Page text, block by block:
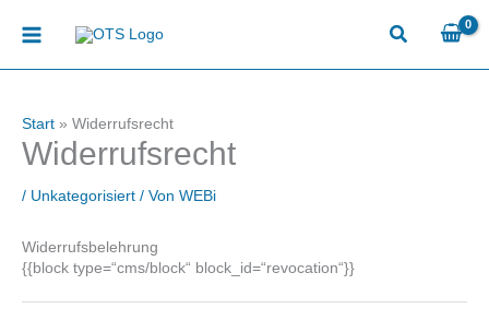
Inhalt
Start » Widerrufsrecht
Widerrufsrecht
/ Unkategorisiert / Von WEBi
Widerrufsbelehrung
{{block type=“cms/block“ block_id=“revocation“}}